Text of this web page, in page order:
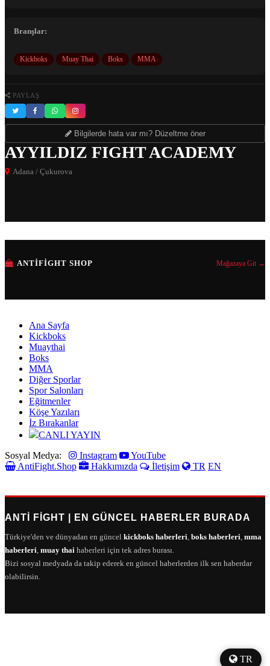
Branşlar:
Kickboks Muay Thai Boks MMA
PAYLAŞ
Bilgilerde hata var mı? Düzeltme öner
AYYILDIZ FIGHT ACADEMY
Adana / Çukurova
ANTIFIGHT SHOP Mağazaya Git →
Ana Sayfa
Kickboks
Muaythai
Boks
MMA
Diğer Sporlar
Spor Salonları
Eğitmenler
Köşe Yazıları
İz Bırakanlar
CANLI YAYIN
Sosyal Medya:
Instagram
YouTube
AntiFight.Shop
Hakkımızda İletişim TR EN
ANTI FIGHT | EN GÜNCEL HABERLER BURADA
Türkiye'den ve dünyadan en güncel kickboks haberleri, boks haberleri, mma
haberleri, muay thai haberleri için tek adres burası.
Bizi sosyal medyada da takip ederek en güncel haberlerden ilk sen haberdar
olabilirsin.
TR